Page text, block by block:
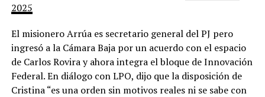
2025
El misionero Arrúa es secretario general del PJ pero
ingresó a la Cámara Baja por un acuerdo con el espacio
de Carlos Rovira y ahora integra el bloque de Innovación
Federal. En diálogo con LPO, dijo que la disposición de
Cristina “es una orden sin motivos reales ni se sabe con